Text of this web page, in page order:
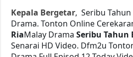
Kepala Bergetar, Seribu
Drama. Tonton Online
RiaMalay DramaSeribu Tahun
Senarai HD Video. Dfm2u